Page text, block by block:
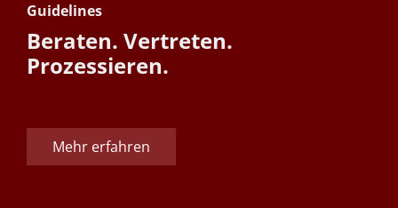
Guidelines
Beraten. Vertreten.
Prozessieren.
Mehr erfahren